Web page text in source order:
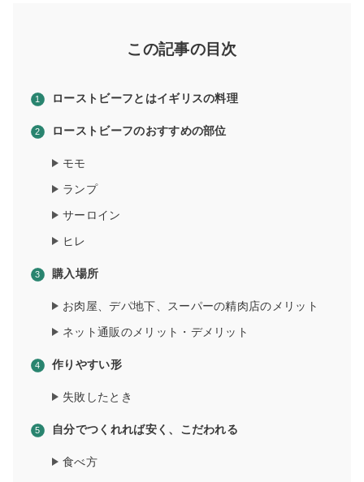
この記事の目次
ローストビーフとはイギリスの料理
ローストビーフのおすすめの部位
モモ
ランプ
サーロイン
ヒレ
購入場所
お肉屋、デパ地下、スーパーの精肉店のメリット
ネット通販のメリット・デメリット
作りやすい形
失敗したとき
自分でつくれれば安く、こだわれる
食べ方